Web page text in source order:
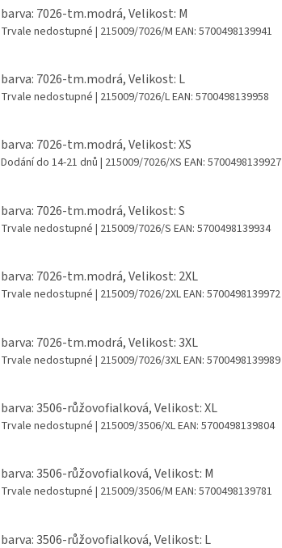
barva: 7026-tm.modrá, Velikost: M
Trvale nedostupné | 215009/7026/M EAN: 5700498139941
barva: 7026-tm.modrá, Velikost: L
Trvale nedostupné | 215009/7026/LEAN: 5700498139958
barva: 7026-tm.modrá, Velikost: XS
Dodání do 14-21 dnů | 215009/7026/XS EAN: 5700498139927
barva: 7026-tm.modrá, Velikost: S
Trvale nedostupné | 215009/7026/S EAN: 5700498139934
barva: 7026-tm.modrá, Velikost: 2XL
Trvale nedostupné | 215009/7026/2XLEAN: 5700498139972
barva: 7026-tm.modrá, Velikost: 3XL
Trvale nedostupné | 215009/7026/3XLEAN: 5700498139989
barva: 3506-růžovofialková, Velikost: XL
Trvale nedostupné | 215009/3506/XLEAN: 5700498139804
barva: 3506-růžovofialková, Velikost: M
Trvale nedostupné | 215009/3506/M EAN: 5700498139781
barva: 3506-růžovofialková, Velikost: L